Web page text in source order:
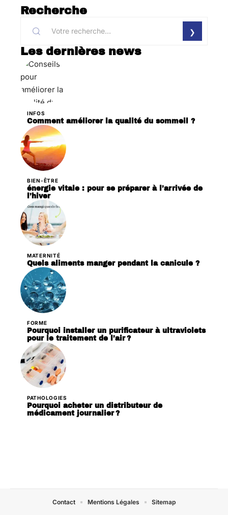
Recherche
Les dernières news
INFOS
Comment améliorer la qualité du sommeil ?
BIEN-ÊTRE
énergie vitale : pour se préparer à l’arrivée de
l’hiver
MATERNITÉ
Quels aliments manger pendant la canicule ?
FORME
Pourquoi installer un purificateur à ultraviolets
pour le traitement de l’air ?
PATHOLOGIES
Pourquoi acheter un distributeur de
médicament journalier ?
Contact Mentions Légales Sitemap